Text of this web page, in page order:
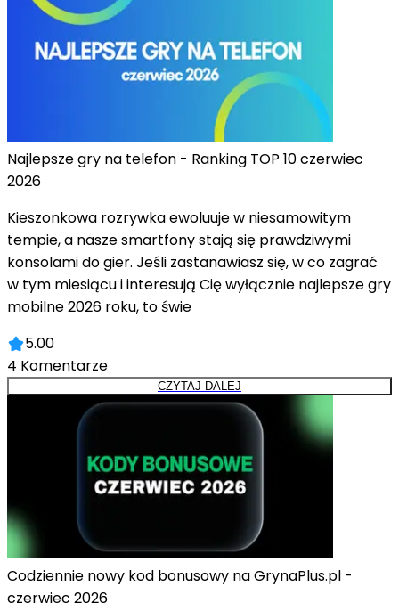
Najlepsze gry na telefon - Ranking TOP 10 czerwiec
2026
Kieszonkowa rozrywka ewoluuje w niesamowitym
tempie, a nasze smartfony stają się prawdziwymi
konsolami do gier. Jeśli zastanawiasz się, w co zagrać
w tym miesiącu i interesują Cię wyłącznie najlepsze gry
mobilne 2026 roku, to świe
5.00
4 Komentarze
CZYTAJ DALEJ
Codziennie nowy kod bonusowy na GrynaPlus.pl -
czerwiec 2026